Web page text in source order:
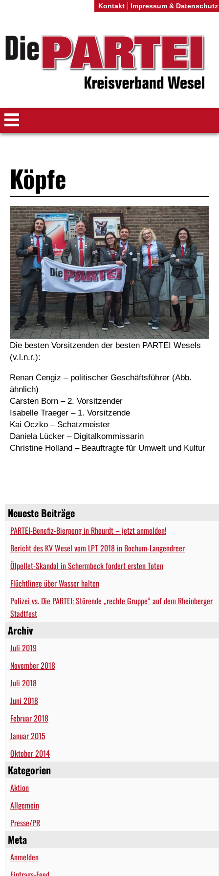
Neueste Beiträge
PARTEI-Benefiz-Bierpong in Rheurdt – jetzt anmelden!
Bericht des KV Wesel vom LPT 2018 in Bochum-Langendreer
Ölpellet-Skandal in Schermbeck fordert ersten Toten
Flüchtlinge über Wasser halten
Polizei vs. Die PARTEI: Störende „rechte Gruppe“ auf dem Rheinberger
Stadtfest
Archiv
Juli 2019
November 2018
Juli 2018
Juni 2018
Februar 2018
Januar 2015
Oktober 2014
Kategorien
Aktion
Allgemein
Presse/PR
Meta
Anmelden
Köpfe
Die besten Vorsitzenden der besten PARTEI Wesels
(v.l.n.r.):
Renan Cengiz – politischer Geschäftsführer (Abb.
ähnlich)
Carsten Born – 2. Vorsitzender
Isabelle Traeger – 1. Vorsitzende
Kai Oczko – Schatzmeister
Daniela Lücker – Digitalkommissarin
Christine Holland – Beauftragte für Umwelt und Kultur
Kontakt Impressum & Datenschutz